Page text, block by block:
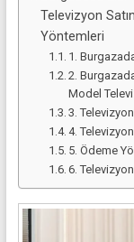
Televizyon
Yöntemleri
1.
2.
Model
3.
4.
5. Ödeme
6.